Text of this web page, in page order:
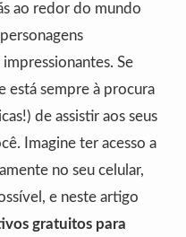
ao redor do mundo
Se
está sempre à procura
de assistir aos seus
Imagine ter acesso a
no seu celular,
e neste artigo
gratuitos para